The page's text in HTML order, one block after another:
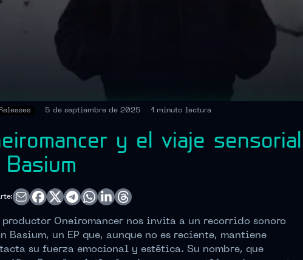
Releases 5 de septiembre de 2025 1 minuto lectura
y el viaje sensorial
Basium
productor Oneiromancer nos invita a un recorrido sonoro
Basium, un EP que, aunque no es reciente, mantiene
su fuerza emocional y estética. Su nombre, que